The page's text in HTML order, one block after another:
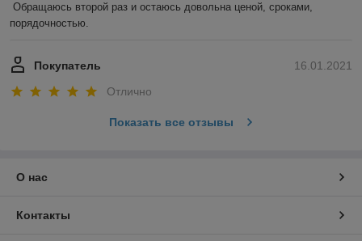
Обращаюсь второй раз и остаюсь довольна ценой, сроками,
порядочностью.
16.01.2021
Покупатель
Отлично
Показать все отзывы
О нас
Контакты